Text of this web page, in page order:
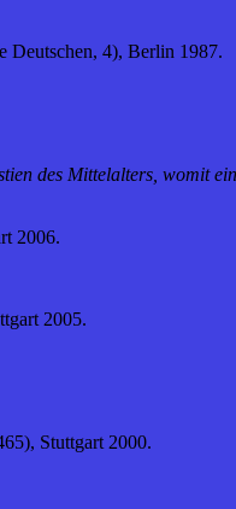
Deutschen, 4), Berlin 1987.
des Mittelalters, womit
2006.
2005.
Stuttgart 2000.